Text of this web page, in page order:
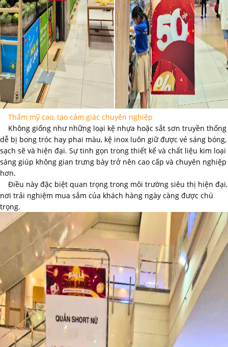
Thẩm mỹ cao, tạo cảm giác chuyên nghiệp
Không giống như những loại kệ nhựa hoặc sắt sơn truyền thống
dễ bị bong tróc hay phai màu, kệ inox luôn giữ được vẻ sáng bóng,
sạch sẽ và hiện đại. Sự tinh gọn trong thiết kế và chất liệu kim loại
sáng giúp không gian trưng bày trở nên cao cấp và chuyên nghiệp
hơn.
Điều này đặc biệt quan trọng trong môi trường siêu thị hiện đại,
nơi trải nghiệm mua sắm của khách hàng ngày càng được chú
trọng.